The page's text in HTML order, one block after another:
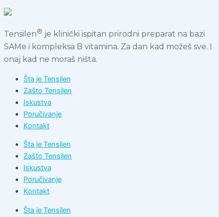
Tensilen® je klinički ispitan prirodni preparat na bazi
SAMe i kompleksa B vitamina. Za dan kad možeš sve. I
onaj kad ne moraš ništa.
Šta je Tensilen
Zašto Tensilen
Iskustva
Poručivanje
Kontakt
Šta je Tensilen
Zašto Tensilen
Iskustva
Poručivanje
Kontakt
Šta je Tensilen